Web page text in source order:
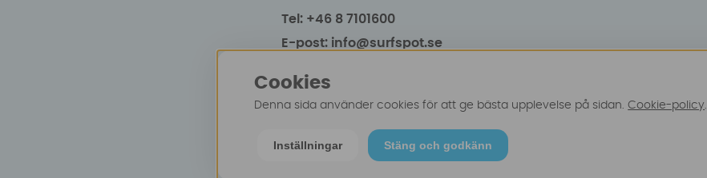
Tel: +46 8 7101600
E-post: info@surfspot.se
© 2025 Surfspot. Vi använder oss av cookies -
Cookies
Denna sida använder cookies för att ge bästa upplevelse på sidan.Cookie-policy.
Inställningar Stäng och godkänn